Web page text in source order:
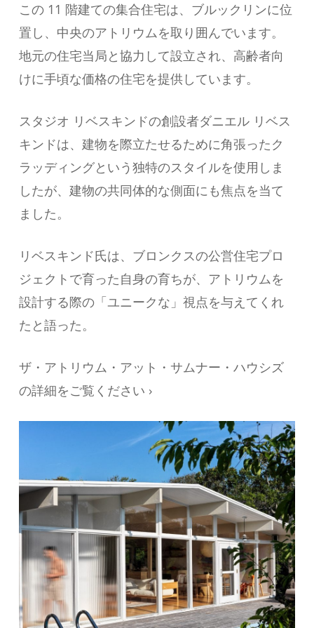
この 11 階建ての集合住宅は、ブルックリンに位
置し、中央のアトリウムを取り囲んでいます。
地元の住宅当局と協力して設立され、高齢者向
けに手頃な価格の住宅を提供しています。
スタジオ リベスキンドの創設者ダニエル リベス
キンドは、建物を際立たせるために角張ったク
ラッディングという独特のスタイルを使用しま
したが、建物の共同体的な側面にも焦点を当て
ました。
リベスキンド氏は、ブロンクスの公営住宅プロ
ジェクトで育った自身の育ちが、アトリウムを
設計する際の「ユニークな」視点を与えてくれ
たと語った。
ザ・アトリウム・アット・サムナー・ハウシズ
の詳細をご覧ください ›